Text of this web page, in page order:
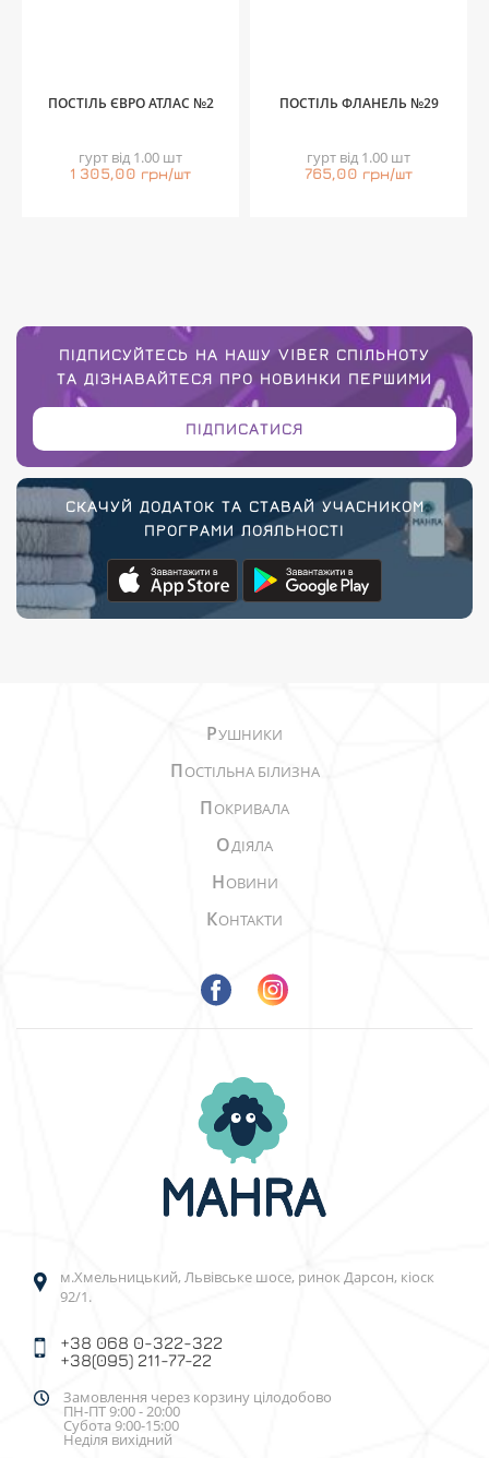
ПОСТІЛЬ ЄВРО АТЛАС №2
гурт від 1.00 шт
1 305,00 грн/шт
ПОСТІЛЬ ФЛАНЕЛЬ №29
гурт від 1.00 шт
765,00 грн/шт
ПІДПИСУЙТЕСЬ НА НАШУ VIBER СПІЛЬНОТУ
ТА ДІЗНАВАЙТЕСЯ ПРО НОВИНКИ ПЕРШИМИ
ПІДПИСАТИСЯ
СКАЧУЙ ДОДАТОК ТА СТАВАЙ УЧАСНИКОМ
ПРОГРАМИ ЛОЯЛЬНОСТІ
РУШНИКИ
ПОСТІЛЬНА БІЛИЗНА
ПОКРИВАЛА
ОДІЯЛА
НОВИНИ
КОНТАКТИ
м.Хмельницький, Львівське шосе, ринок Дарсон, кіоск
92/1.
+38 068 0-322-322
+38(095) 211-77-22
Замовлення через корзину цілодобово
ПН-ПТ 9:00 - 20:00
Субота 9:00-15:00
Неділя вихідний